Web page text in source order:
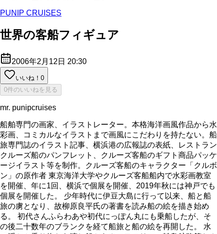
PUNIP CRUISES
世界の客船フィギュア
2006年2月12日 20:30
いいね！ 0
0件のいいねを見る
mr. punipcruises
船舶専門の画家、イラストレーター。本格海洋画風作品から水
彩画、コミカルなイラストまで画風にこだわりを持たない。船
旅専門誌のイラスト記事、横浜港の広報誌の表紙、レストラン
クルーズ船のパンフレット、クルーズ客船のギフト商品パッケ
ージイラスト等を制作。クルーズ客船のキャラクター「クルボ
ン」の原作者 東京海洋大学やクルーズ客船船内で水彩画教室
を開催、年に1回、横浜で個展を開催、2019年秋には神戸でも
個展を開催した。 少年時代に伊豆大島に行って以来、船と船
旅の虜となり、故柳原良平氏の著書を読み船の絵を描き始め
る。 初代さんふらわあや初代にっぽん丸にも乗船したが、そ
の後二十数年のブランクを経て船旅と船の絵を再開した。 水